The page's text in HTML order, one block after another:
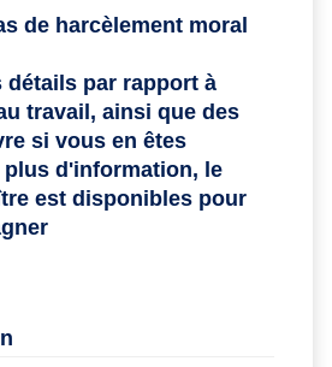
de harcèlement moral
détails par rapport à
travail, ainsi que des
si vous en êtes
d'information, le
est disponibles pour